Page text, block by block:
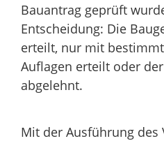
Bauantrag geprüft
Entscheidung: Die
erteilt, nur mit
Auflagen erteilt oder
abgelehnt.
Mit der Ausführung des